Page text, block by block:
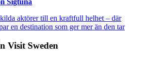
aktörer till en kraftfull helhet – där
en destination som ger mer än den tar
Visit Sweden